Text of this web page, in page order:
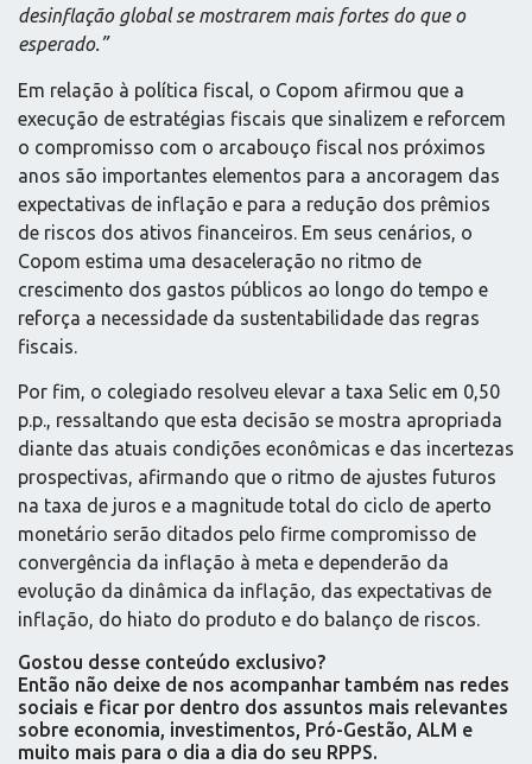
desinflação global se mostrarem mais fortes do que o
esperado.”
Em relação à política fiscal, o Copom afirmou que a
execução de estratégias fiscais que sinalizem e reforcem
o compromisso com o arcabouço fiscal nos próximos
anos são importantes elementos para a ancoragem das
expectativas de inflação e para a redução dos prêmios
de riscos dos ativos financeiros. Em seus cenários, o
Copom estima uma desaceleração no ritmo de
crescimento dos gastos públicos ao longo do tempo e
reforça a necessidade da sustentabilidade das regras
fiscais.
Por fim, o colegiado resolveu elevar a taxa Selic em 0,50
p.p., ressaltando que esta decisão se mostra apropriada
diante das atuais condições econômicas e das incertezas
prospectivas, afirmando que o ritmo de ajustes futuros
na taxa de juros e a magnitude total do ciclo de aperto
monetário serão ditados pelo firme compromisso de
convergência da inflação à meta e dependerão da
evolução da dinâmica da inflação, das expectativas de
inflação, do hiato do produto e do balanço de riscos.
Gostou desse conteúdo exclusivo?
Então não deixe de nos acompanhar também nas redes
sociais e ficar por dentro dos assuntos mais relevantes
sobre economia, investimentos, Pró-Gestão, ALM e
muito mais para o dia a dia do seu RPPS.